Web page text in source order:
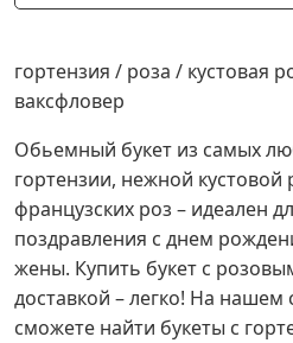
гортензия / роза / кустовая
ваксфловер
Обьемный букет из самых
гортензии, нежной кустовой
французских роз – идеален
поздравления с днем
жены. Купить букет с
доставкой – легко! На
сможете найти букеты с